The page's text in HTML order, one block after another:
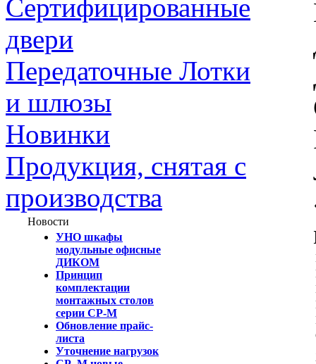
Сертифицированные
двери
Передаточные Лотки
и шлюзы
Новинки
Продукция, снятая с
производства
Новости
УНО шкафы
модульные офисные
ДИКОМ
Принцип
комплектации
монтажных столов
серии СР-М
Обновление прайс-
листа
Уточнение нагрузок